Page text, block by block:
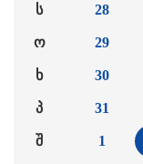
ს
ო
ხ
პ
შ
28
29
30
31
1